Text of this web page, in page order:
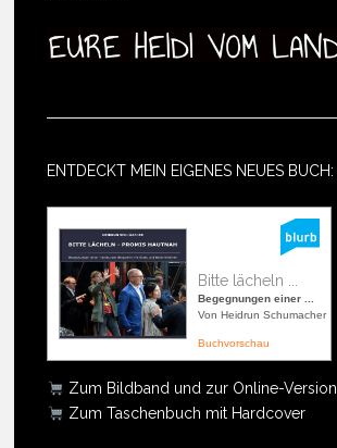
ENTDECKT MEIN EIGENES NEUES BUCH:
Bitte lächeln ...
Begegnungen einer ...
Von Heidrun Schumacher
Buchvorschau
Zum Bildband und zur Online-Version
Zum Taschenbuch mit Hardcover